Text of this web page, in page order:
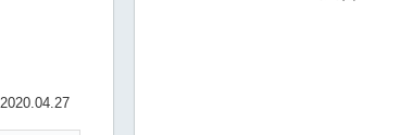
2020.04.27